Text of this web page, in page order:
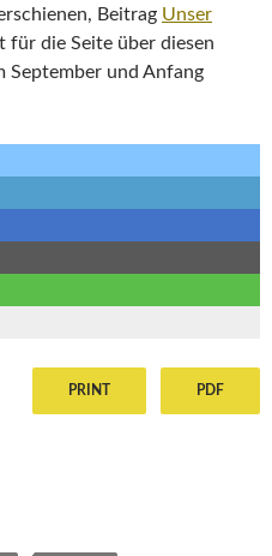
Beitrag Unser
für die Seite über diesen
September und Anfang
PRINT PDF